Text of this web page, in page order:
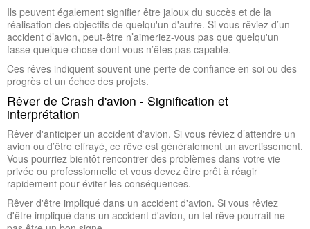
Ils peuvent également signifier être jaloux du succès et de la
réalisation des objectifs de quelqu'un d'autre. Si vous rêviez d’un
accident d’avion, peut-être n’aimeriez-vous pas que quelqu'un
fasse quelque chose dont vous n’êtes pas capable.
Ces rêves indiquent souvent une perte de confiance en soi ou des
progrès et un échec des projets.
Rêver de Crash d'avion - Signification et
interprétation
Rêver d'anticiper un accident d'avion. Si vous rêviez d’attendre un
avion ou d’être effrayé, ce rêve est généralement un avertissement.
Vous pourriez bientôt rencontrer des problèmes dans votre vie
privée ou professionnelle et vous devez être prêt à réagir
rapidement pour éviter les conséquences.
Rêver d'être impliqué dans un accident d'avion. Si vous rêviez
d'être impliqué dans un accident d'avion, un tel rêve pourrait ne